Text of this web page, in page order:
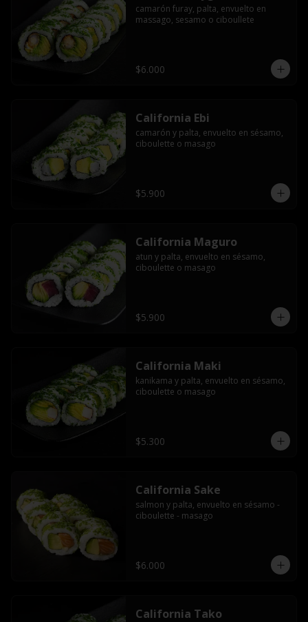
camarón furay, palta, envuelto en
massago, sesamo o ciboullete
$6.000
California Ebi
camarón y palta, envuelto en sésamo,
ciboulette o masago
$5.900
California Maguro
atun y palta, envuelto en sésamo,
ciboulette o masago
$5.900
California Maki
kanikama y palta, envuelto en sésamo,
ciboulette o masago
$5.300
California Sake
salmon y palta, envuelto en sésamo -
ciboulette - masago
$6.000
California Tako